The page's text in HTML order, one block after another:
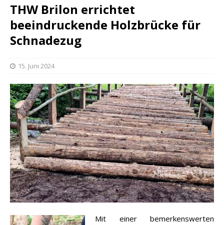
THW Brilon errichtet
beeindruckende Holzbrücke für
Schnadezug
15. Juni 2024
Mit einer bemerkenswerten